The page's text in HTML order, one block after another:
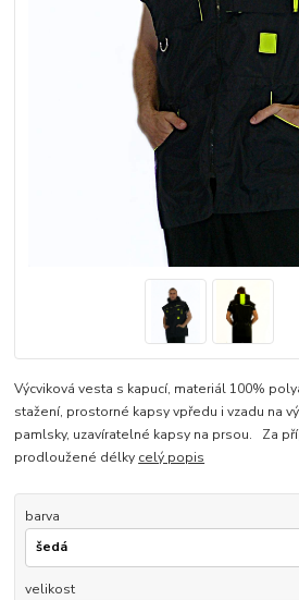
Výcviková vesta s kapucí, materiál 100%
stažení, prostorné kapsy vpředu i vzadu na
pamlsky, uzavíratelné kapsy na prsou. Za
prodloužené délky celý popis
barva
velikost